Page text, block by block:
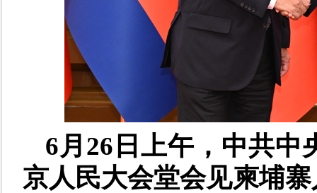
6月26日上午，中共中
京人民大会堂会见柬埔